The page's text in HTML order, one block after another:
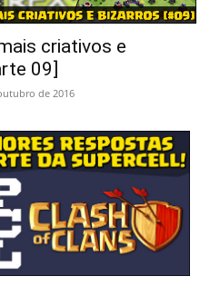
criativos e
09]
de 2016